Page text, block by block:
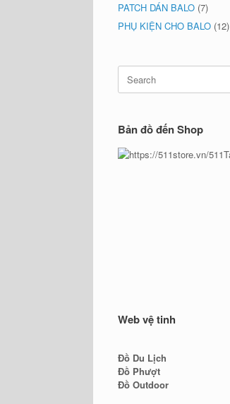
PATCH DÁN BALO (7)
PHỤ KIỆN CHO BALO (12)
Search
for:
Bản đồ đến Shop
Web vệ tinh
Đồ Du Lịch
Đồ Phượt
Đồ Outdoor